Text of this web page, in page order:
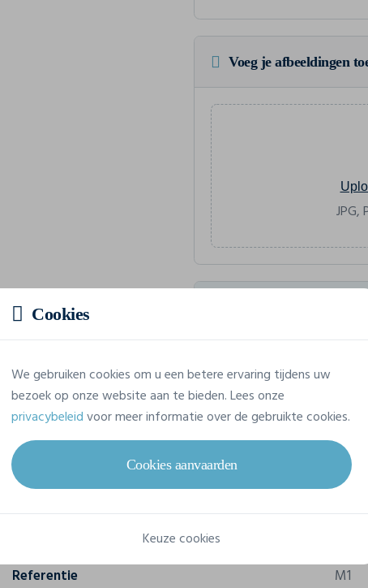
Voeg je afbeeldingen
JPG,
Voor een totaalbedrag van
Eigenschappen
Referentie
M1
Cookies
We gebruiken cookies om u een betere ervaring tijdens uw
bezoek op onze website aan te bieden. Lees onze
privacybeleidvoor meer informatie over de gebruikte cookies.
Cookies aanvaarden
Keuze cookies